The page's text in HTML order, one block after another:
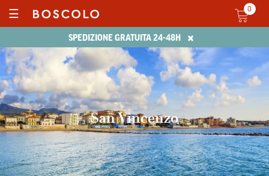
SPEDIZIONE GRATUITA 24-48H ×
☰ 0
San Vincenzo